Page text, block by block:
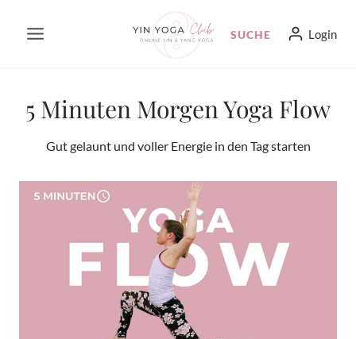
Inhalt
SUCHE Login
5 Minuten Morgen Yoga Flow
Gut gelaunt und voller Energie in den Tag starten